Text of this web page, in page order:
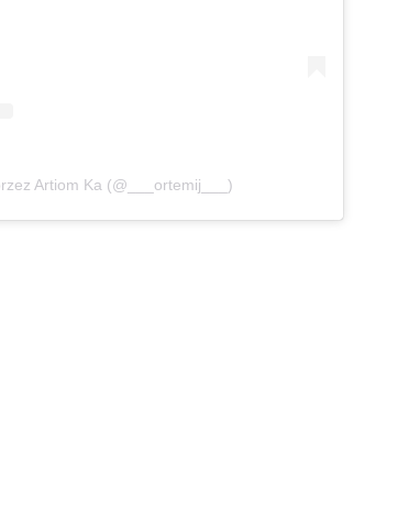
Artiom Ka (@___ortemij___)